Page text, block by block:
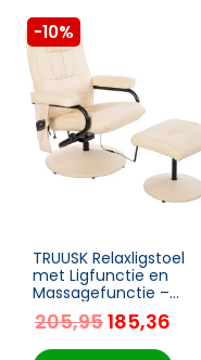
-10%
TRUUSK Relaxligstoel
met Ligfunctie en
Massagefunctie –
Inclusief Kruk –
Kunstleer – Crèmewit –
77 x 84 x 95 cm
205,95185,36